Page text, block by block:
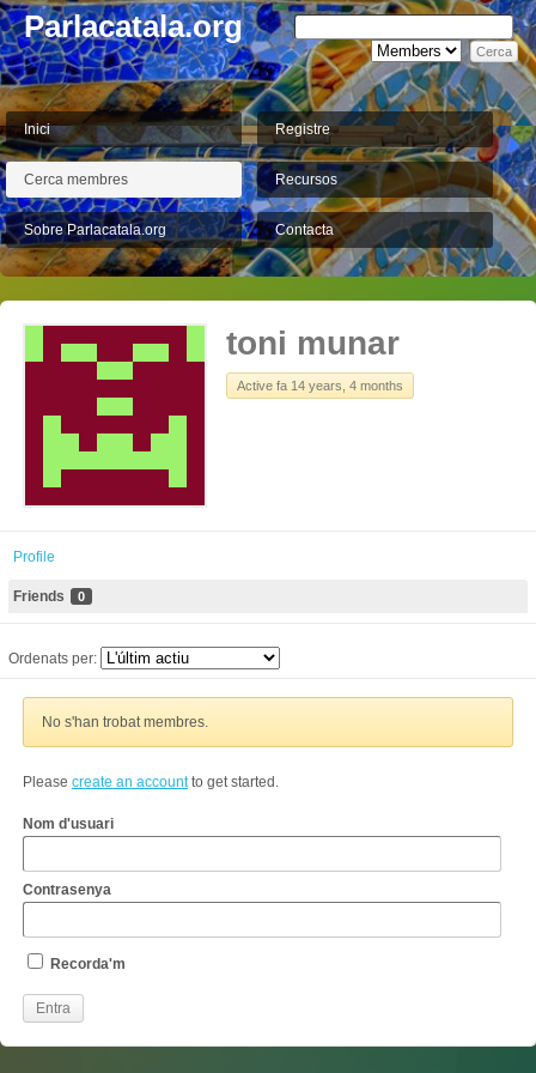
Parlacatala.org
Inici Registre
Cerca membres Recursos
Sobre Parlacatala.org Contacta
toni munar
Active fa 14 years, 4 months
Profile
Friends 0
Ordenats per:
No s'han trobat membres.
Please create an accountto get started.
Nom d'usuari
Contrasenya
Recorda'm